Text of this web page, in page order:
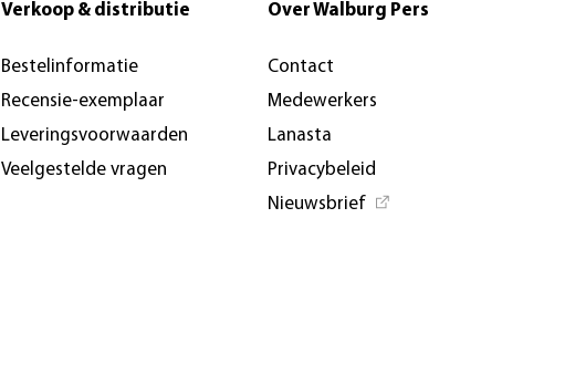
Verkoop & distributie
Bestelinformatie
Recensie-exemplaar
Leveringsvoorwaarden
Veelgestelde vragen
Over Walburg Pers
Contact
Medewerkers
Lanasta
Privacybeleid
Nieuwsbrief